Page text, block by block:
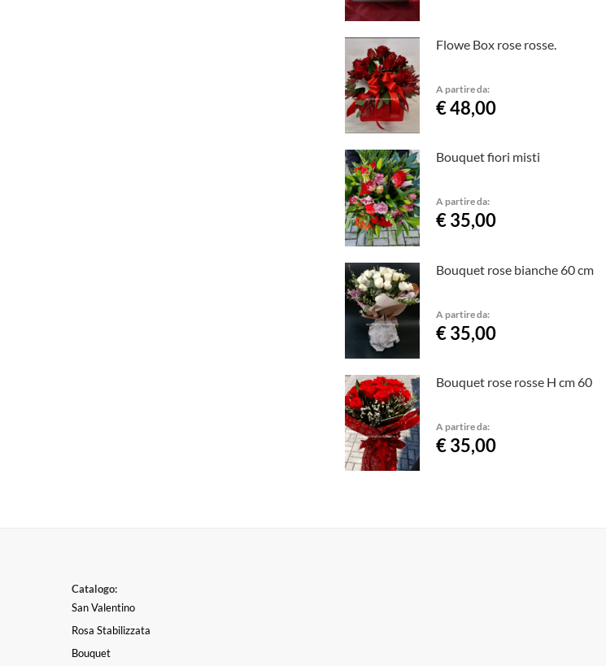
Flowe Box rose rosse.
A partire da:
€ 48,00
Bouquet fiori misti
A partire da:
€ 35,00
Bouquet rose bianche 60 cm
A partire da:
€ 35,00
Bouquet rose rosse H cm 60
A partire da:
€ 35,00
Catalogo:
San Valentino
Rosa Stabilizzata
Bouquet